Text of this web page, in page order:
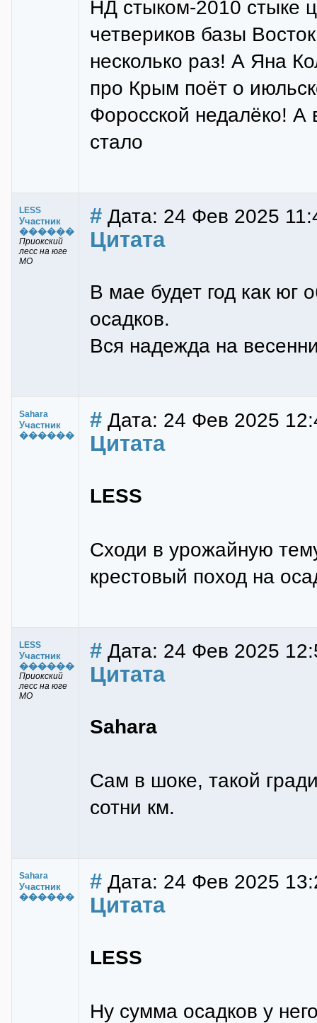
НД стыком-2010 стыке
четвериков базы
несколько раз! А Яна
про Крым поёт о
Форосской недалёко! А
стало
LESS
Участник
������
Приокский
лесс на юге
МО
# Дата: 24 Фев 2025
Цитата
В мае будет год как юг
осадков.
Вся надежда на
Sahara
Участник
������
# Дата: 24 Фев 2025
Цитата
LESS
Сходи в урожайную
крестовый поход на
LESS
Участник
������
Приокский
лесс на юге
МО
# Дата: 24 Фев 2025
Цитата
Sahara
Сам в шоке, такой
сотни км.
Sahara
Участник
������
# Дата: 24 Фев 2025
Цитата
LESS
Ну сумма осадков у